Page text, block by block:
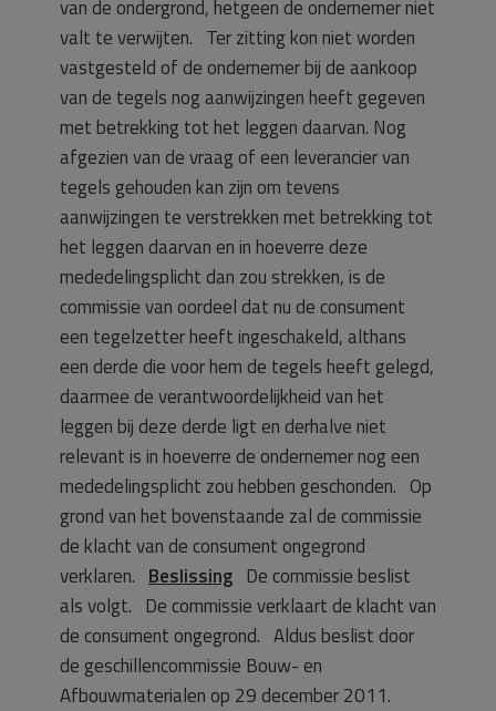
van de ondergrond, hetgeen de ondernemer niet
valt te verwijten. Ter zitting kon niet worden
vastgesteld of de ondernemer bij de aankoop
van de tegels nog aanwijzingen heeft gegeven
met betrekking tot het leggen daarvan. Nog
afgezien van de vraag of een leverancier van
tegels gehouden kan zijn om tevens
aanwijzingen te verstrekken met betrekking tot
het leggen daarvan en in hoeverre deze
mededelingsplicht dan zou strekken, is de
commissie van oordeel dat nu de consument
een tegelzetter heeft ingeschakeld, althans
een derde die voor hem de tegels heeft gelegd,
daarmee de verantwoordelijkheid van het
leggen bij deze derde ligt en derhalve niet
relevant is in hoeverre de ondernemer nog een
mededelingsplicht zou hebben geschonden. Op
grond van het bovenstaande zal de commissie
de klacht van de consument ongegrond
verklaren. Beslissing De commissie beslist
als volgt. De commissie verklaart de klacht van
de consument ongegrond. Aldus beslist door
de geschillencommissie Bouw- en
Afbouwmaterialen op 29 december 2011.